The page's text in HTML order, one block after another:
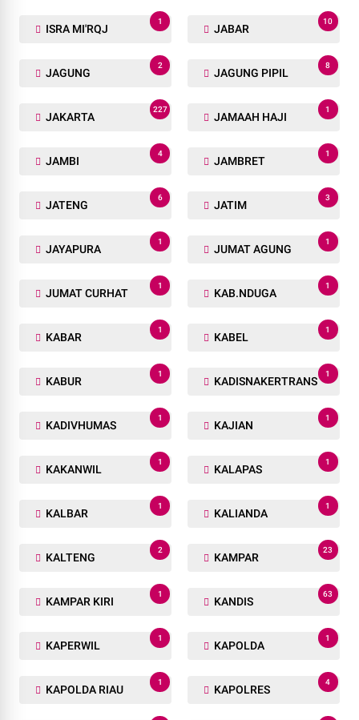
ISRA MI'RQJ
1
JABAR
10
JAGUNG
2
JAGUNG PIPIL
8
JAKARTA
227
JAMAAH HAJI
1
JAMBI
4
JAMBRET
1
JATENG
6
JATIM
3
JAYAPURA
1
JUMAT AGUNG
1
JUMAT CURHAT
1
KAB.NDUGA
1
KABAR
1
KABEL
1
KABUR
1
KADISNAKERTRANS
1
KADIVHUMAS
1
KAJIAN
1
KAKANWIL
1
KALAPAS
1
KALBAR
1
KALIANDA
1
KALTENG
2
KAMPAR
23
KAMPAR KIRI
1
KANDIS
63
KAPERWIL
1
KAPOLDA
1
KAPOLDA RIAU
1
KAPOLRES
4